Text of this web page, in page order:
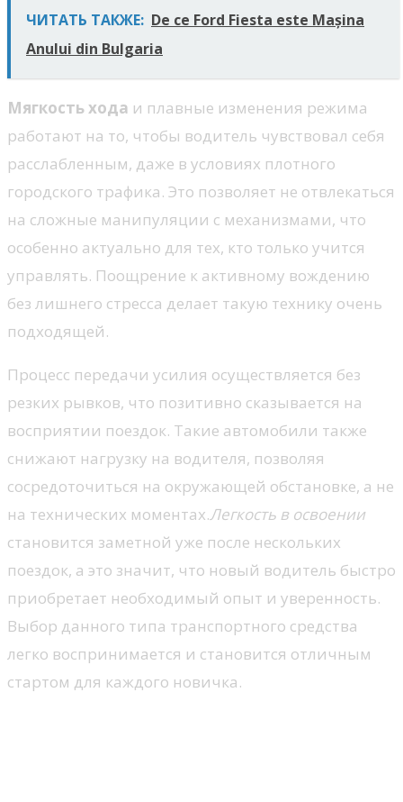
ЧИТАТЬ ТАКЖЕ: De ce Ford Fiesta este Mașina
Anului din Bulgaria
Мягкость хода и плавные изменения режима
работают на то, чтобы водитель чувствовал себя
расслабленным, даже в условиях плотного
городского трафика. Это позволяет не отвлекаться
на сложные манипуляции с механизмами, что
особенно актуально для тех, кто только учится
управлять. Поощрение к активному вождению
без лишнего стресса делает такую технику очень
подходящей.
Процесс передачи усилия осуществляется без
резких рывков, что позитивно сказывается на
восприятии поездок. Такие автомобили также
снижают нагрузку на водителя, позволяя
сосредоточиться на окружающей обстановке, а не
на технических моментах.Легкость в освоении
становится заметной уже после нескольких
поездок, а это значит, что новый водитель быстро
приобретает необходимый опыт и уверенность.
Выбор данного типа транспортного средства
легко воспринимается и становится отличным
стартом для каждого новичка.